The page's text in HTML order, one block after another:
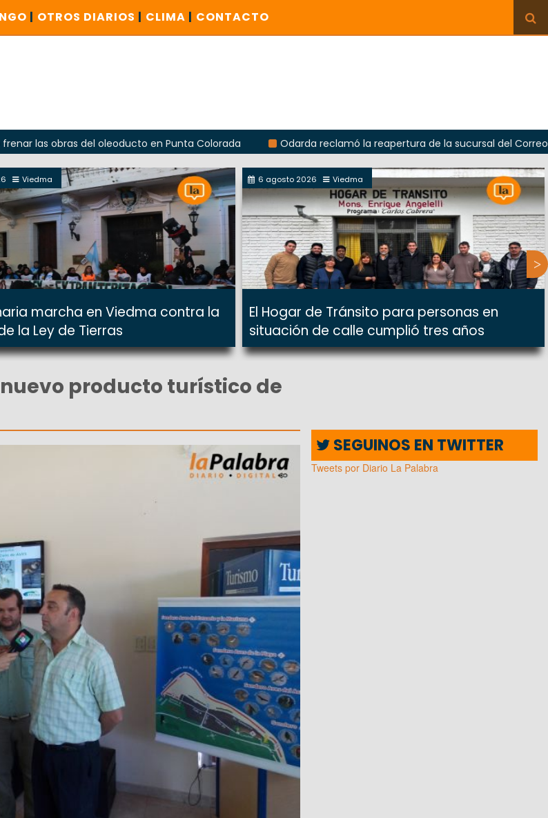
| OTROS DIARIOS | CLIMA | CONTACTO
del oleoducto en Punta Colorada
Odarda reclamó la reapertura de la sucursal del Correo Argentino
Viedma
marcha en Viedma contra la
la Ley de Tierras
6 agosto 2026 Viedma
El Hogar de Tránsito para personas en
situación de calle cumplió tres años
producto turístico de
SEGUINOS EN TWITTER
Tweets por Diario La Palabra